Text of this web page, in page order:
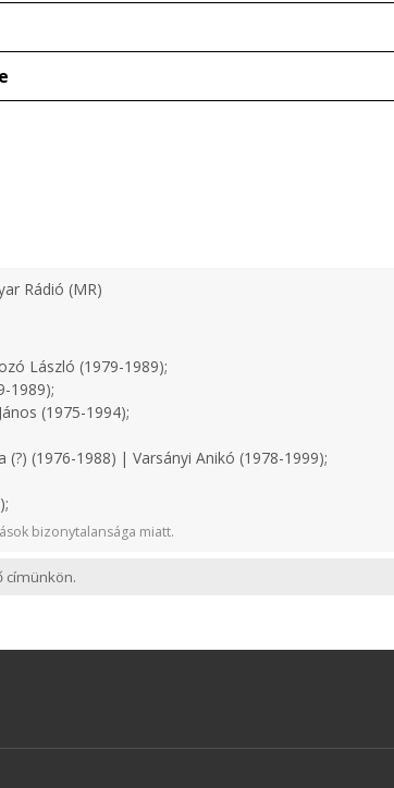
Rádió (MR)
László (1979-1989);
1989);
(1975-1994);
(?) (1976-1988) | Varsányi Anikó (1978-1999);
bizonytalansága miatt.
címünkön.